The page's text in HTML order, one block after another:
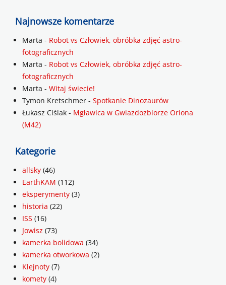
Najnowsze komentarze
Marta - Robot vs Człowiek, obróbka zdjęć astro-
fotograficznych
Marta - Robot vs Człowiek, obróbka zdjęć astro-
fotograficznych
Marta - Witaj świecie!
Tymon Kretschmer - Spotkanie Dinozaurów
Łukasz Ciślak - Mgławica w Gwiazdozbiorze Oriona
(M42)
Kategorie
allsky (46)
EarthKAM (112)
eksperymenty (3)
historia (22)
ISS (16)
Jowisz (73)
kamerka bolidowa (34)
kamerka otworkowa (2)
Klejnoty (7)
komety (4)